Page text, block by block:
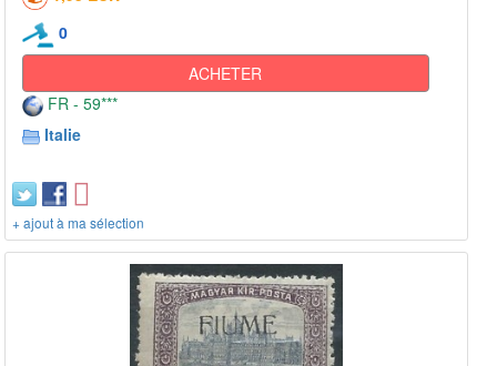
0
ACHETER
FR - 59***
Italie
+ ajout à ma sélection